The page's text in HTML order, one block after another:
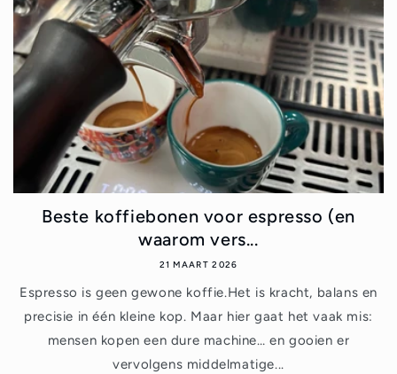
Beste koffiebonen voor espresso (en
waarom vers...
21 MAART 2026
Espresso is geen gewone koffie.Het is kracht, balans en
precisie in één kleine kop. Maar hier gaat het vaak mis:
mensen kopen een dure machine… en gooien er
vervolgens middelmatige...